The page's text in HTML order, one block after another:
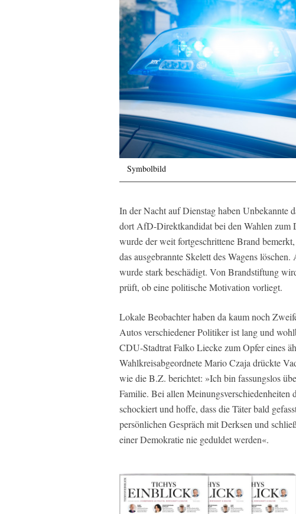
Symbolbild
In der Nacht auf Dienstag haben Unbekannte
dort AfD-Direktkandidat bei den Wahlen zum
wurde der weit fortgeschrittene Brand
das ausgebrannte Skelett des Wagens
wurde stark beschädigt. Von Brandstiftung
prüft, ob eine politische Motivation vorliegt.
Lokale Beobachter haben da kaum noch
Autos verschiedener Politiker ist lang und
CDU-Stadtrat Falko Liecke zum Opfer eines
Wahlkreisabgeordnete Mario Czaja drückte
wie dieB.Z. berichtet: »Ich bin fassungslos
Familie. Bei allen
schockiert und hoffe, dass die Täter bald
persönlichen Gespräch mit Derksen und
einer Demokratie nie geduldet werden«.